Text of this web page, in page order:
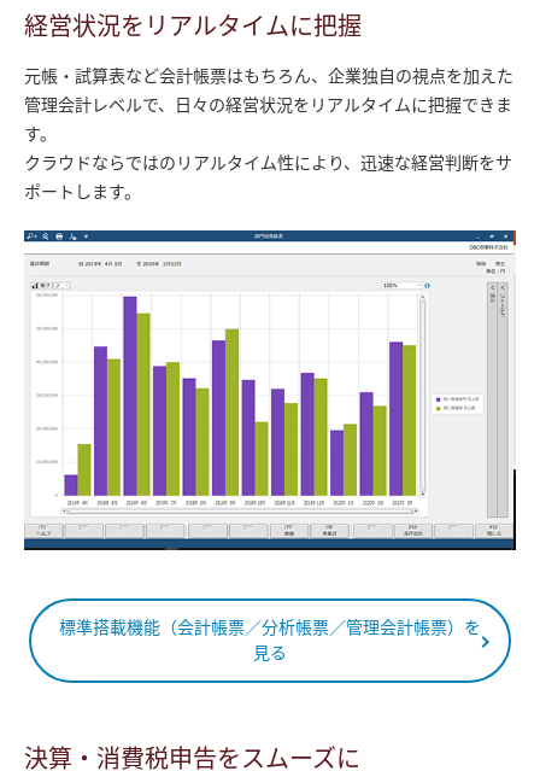
経営状況をリアルタイムに把握
元帳・試算表など会計帳票はもちろん、企業独自の視点を加えた
管理会計レベルで、日々の経営状況をリアルタイムに把握できま
す。
クラウドならではのリアルタイム性により、迅速な経営判断をサ
ポートします。
標準搭載機能（会計帳票／分析帳票／管理会計帳票）を
見る
決算・消費税申告をスムーズに